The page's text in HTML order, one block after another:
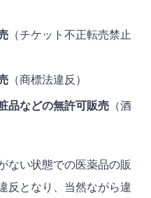
（チケット不正転売禁止
（商標法違反）
品などの無許可販売 （酒
ない状態での医薬品の販
反となり、当然ながら違